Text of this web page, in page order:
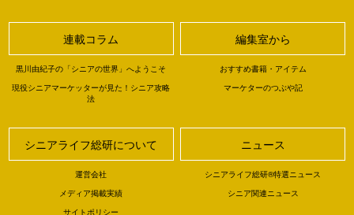
連載コラム
黒川由紀子の「シニアの世界」へようこそ
現役シニアマーケッターが見た！シニア攻略
法
編集室から
おすすめ書籍・アイテム
マーケターのつぶや記
シニアライフ総研について
運営会社
メディア掲載実績
サイトポリシー
ニュース
シニアライフ総研®特選ニュース
シニア関連ニュース